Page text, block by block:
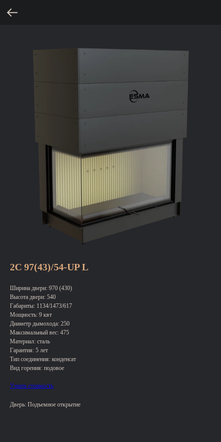
2С 97(43)/54-UP L
Ширина двери: 970 (430)
Высота двери: 540
Габариты: 1134/1473/617
Мощность: 9 квт
Диаметр дымохода: 250
Максимальный вес: 475
Материал: сталь
Гарантия: 5 лет
Тип соединения: конденсат
Вид горения: подовое
Узнать стоимость
Дверь: Подъемное открытие